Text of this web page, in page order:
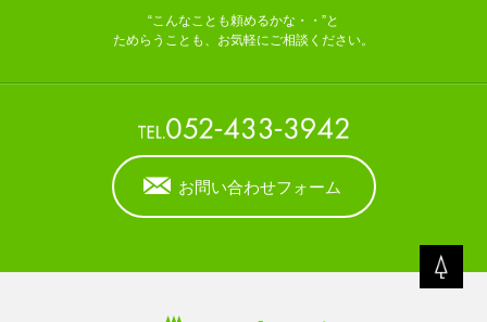
“こんなことも頼めるかな・・”と
ためらうことも、お気軽にご相談ください。
お問い合わせフォーム